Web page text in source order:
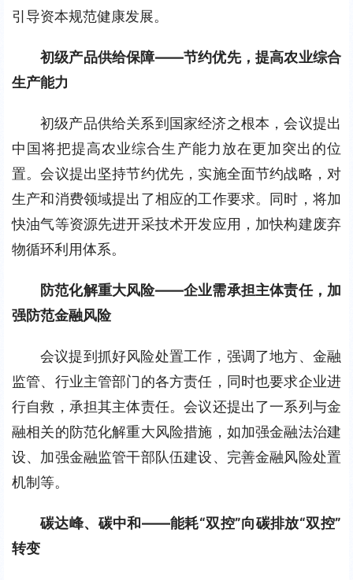
引导资本规范健康发展。
初级产品供给保障——节约优先，提高农业综合
生产能力
初级产品供给关系到国家经济之根本，会议提出
中国将把提高农业综合生产能力放在更加突出的位
置。会议提出坚持节约优先，实施全面节约战略，对
生产和消费领域提出了相应的工作要求。同时，将加
快油气等资源先进开采技术开发应用，加快构建废弃
物循环利用体系。
防范化解重大风险——企业需承担主体责任，加
强防范金融风险
会议提到抓好风险处置工作，强调了地方、金融
监管、行业主管部门的各方责任，同时也要求企业进
行自救，承担其主体责任。会议还提出了一系列与金
融相关的防范化解重大风险措施，如加强金融法治建
设、加强金融监管干部队伍建设、完善金融风险处置
机制等。
碳达峰、碳中和——能耗“双控”向碳排放“双控”
转变